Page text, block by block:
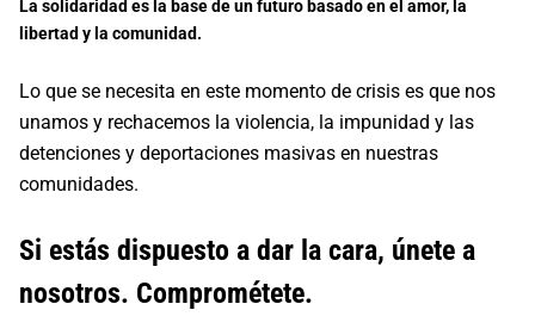
La solidaridad es la base de un futuro basado en el amor, la
libertad y la comunidad.
Lo que se necesita en este momento de crisis es que nos
unamos y rechacemos la violencia, la impunidad y las
detenciones y deportaciones masivas en nuestras
comunidades.
Si estás dispuesto a dar la cara, únete a
nosotros. Comprométete.